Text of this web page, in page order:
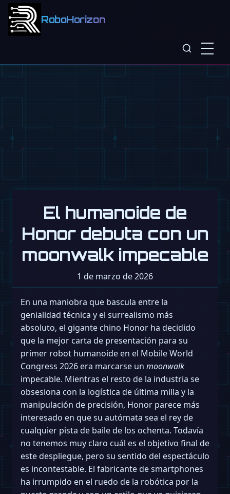
RoboHorizon
El humanoide de
Honor debuta con un
moonwalk impecable
1 de marzo de 2026
En una maniobra que bascula entre la
genialidad técnica y el surrealismo más
absoluto, el gigante chino Honor ha decidido
que la mejor carta de presentación para su
primer robot humanoide en el Mobile World
Congress 2026 era marcarse un moonwalk
impecable. Mientras el resto de la industria se
obsesiona con la logística de última milla y la
manipulación de precisión, Honor parece más
interesado en que su autómata sea el rey de
cualquier pista de baile de los ochenta. Todavía
no tenemos muy claro cuál es el objetivo final de
este despliegue, pero su sentido del espectáculo
es incontestable. El fabricante de smartphones
ha irrumpido en el ruedo de la robótica por la